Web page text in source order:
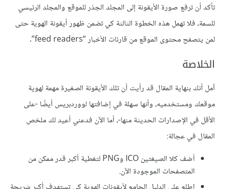
تأكد أن ترفع صورة الأيقونة إلى المجلد الجذر للموقع والمجلد الرئيسي
للسمة، فلا تهمل هذه الخطوة الثالثة كي تضمن ظهور أيقونة الهوية حتى
لمن يتصفح محتوى الموقع من قارئات الأخبار “feed readers”.
الخلاصة
آمل أنك بنهاية المقال قد رأيت أن تلك الأيقونة الصغيرة مهمة لهوية
موقعك ومستخدميه، وأنها سهلة في إضافتها لووردبريس أيضًا -على
الأقل في الإصدارات الحديثة منها-، أما الآن فدعني أعيد لك ملخص
المقال في عجالة:
أضف كلا الصيغتين ICO وPNG لتغطية أكبر قدر ممكن من
المتصفحات الموجودة الآن.